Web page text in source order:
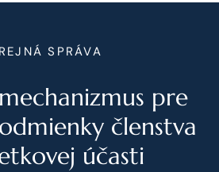
SPRÁVA
pre
členstva
účasti